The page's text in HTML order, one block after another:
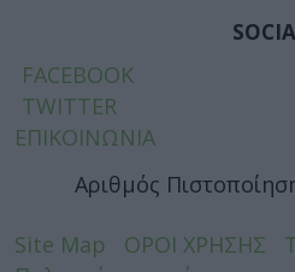
FACEBOOK
TWITTER
ΕΠΙΚΟΙΝΩΝΙΑ
Αριθμός
Site Map ΟΡΟΙ ΧΡΗΣΗΣ